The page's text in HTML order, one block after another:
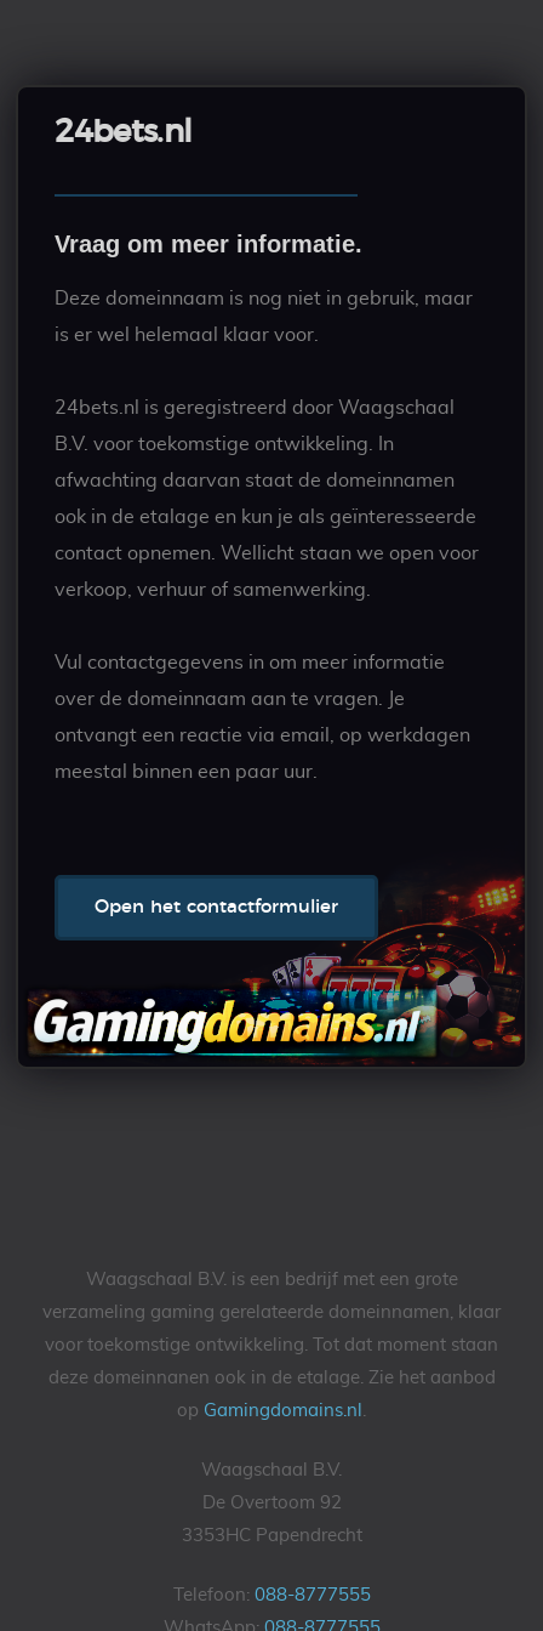
24bets.nl
Vraag om meer informatie.
Deze domeinnaam is nog niet in gebruik, maar
is er wel helemaal klaar voor.
24bets.nl is geregistreerd door Waagschaal
B.V. voor toekomstige ontwikkeling. In
afwachting daarvan staat de domeinnamen
ook in de etalage en kun je als geïnteresseerde
contact opnemen. Wellicht staan we open voor
verkoop, verhuur of samenwerking.
Vul contactgegevens in om meer informatie
over de domeinnaam aan te vragen. Je
ontvangt een reactie via email, op werkdagen
meestal binnen een paar uur.
Waagschaal B.V. is een bedrijf met een grote
verzameling gaming gerelateerde domeinnamen, klaar
voor toekomstige ontwikkeling. Tot dat moment staan
deze domeinnanen ook in de etalage. Zie het aanbod
op Gamingdomains.nl .
Waagschaal B.V.
De Overtoom 92
3353HC Papendrecht
Telefoon: 088-8777555